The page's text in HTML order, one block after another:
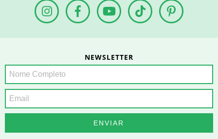
NEWSLETTER